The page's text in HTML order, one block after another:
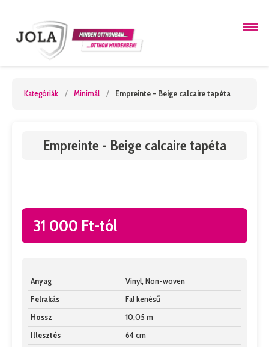
Kategóriák / Minimál / Empreinte - Beige calcaire tapéta
Empreinte - Beige calcaire tapéta
31 000 Ft-tól
Anyag
Vinyl, Non-woven
Felrakás
Fal kenésű
Hossz
10,05 m
Illesztés
64 cm